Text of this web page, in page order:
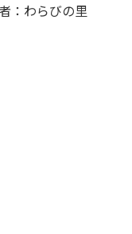
：わらびの里